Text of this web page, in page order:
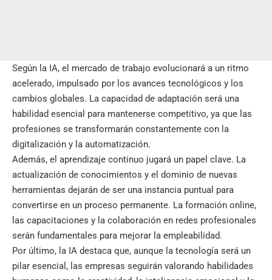
Según la IA, el mercado de trabajo evolucionará a un ritmo
acelerado, impulsado por los avances tecnológicos y los
cambios globales. La capacidad de adaptación será una
habilidad esencial para mantenerse competitivo, ya que las
profesiones se transformarán constantemente con la
digitalización y la automatización.
Además, el aprendizaje continuo jugará un papel clave. La
actualización de conocimientos y el dominio de nuevas
herramientas dejarán de ser una instancia puntual para
convertirse en un proceso permanente. La formación online,
las capacitaciones y la colaboración en redes profesionales
serán fundamentales para mejorar la empleabilidad.
Por último, la IA destaca que, aunque la tecnología será un
pilar esencial, las empresas seguirán valorando habilidades